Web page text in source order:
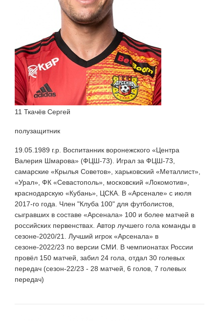
11 Ткачёв Сергей
полузащитник
19.05.1989 г.р. Воспитанник воронежского «Центра
Валерия Шмарова» (ФЦШ-73). Играл за ФЦШ-73,
самарские «Крылья Советов», харьковский «Металлист»,
«Урал», ФК «Севастополь», московский «Локомотив»,
краснодарскую «Кубань», ЦСКА. В «Арсенале» с июля
2017-го года. Член "Клуба 100" для футболистов,
сыгравших в составе «Арсенала» 100 и более матчей в
российских первенствах. Автор лучшего гола команды в
сезоне-2020/21. Лучший игрок «Арсенала» в
сезоне-2022/23 по версии СМИ. В чемпионатах России
провёл 150 матчей, забил 24 гола, отдал 30 голевых
передач (сезон-22/23 - 28 матчей, 6 голов, 7 голевых
передач)